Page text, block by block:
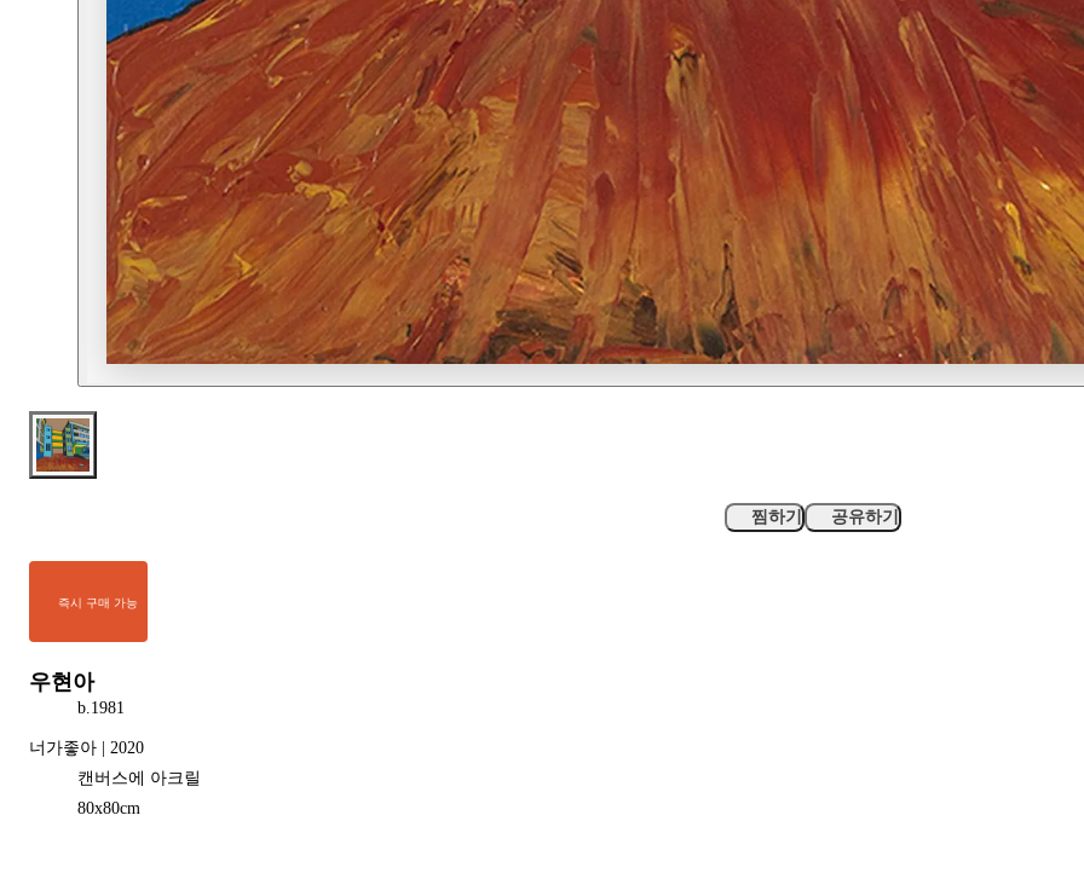
찜하기 공유하기
즉시 구매 가능
우현아
b.1981
너가좋아 | 2020
캔버스에 아크릴
80x80cm